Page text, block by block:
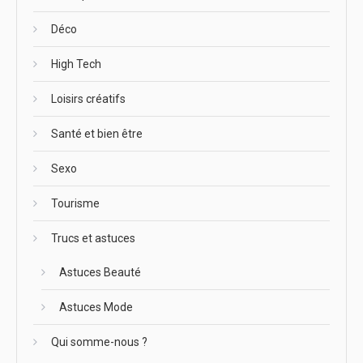
Déco
High Tech
Loisirs créatifs
Santé et bien être
Sexo
Tourisme
Trucs et astuces
Astuces Beauté
Astuces Mode
Qui somme-nous ?